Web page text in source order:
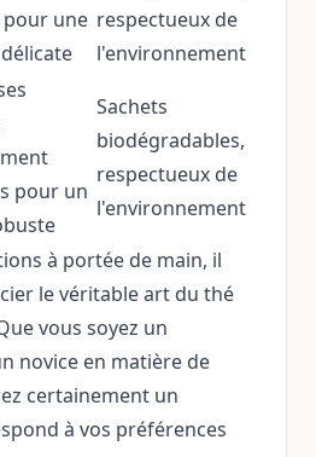
pour une respectueux de
l'environnement
pour un
Sachets
biodégradables,
respectueux de
l'environnement
à portée de main, il
le véritable art du thé
vous soyez un
novice en matière de
certainement un
à vos préférences